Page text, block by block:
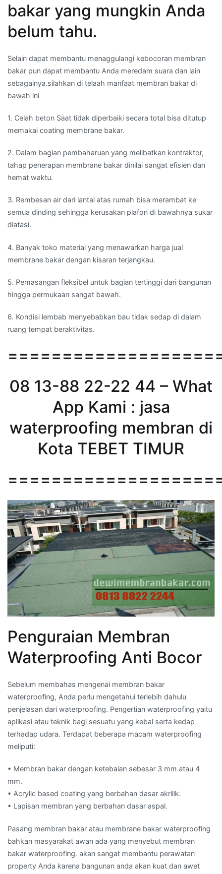
bakar yang mungkin Anda
belum tahu.
Selain dapat membantu menaggulangi kebocoran membran
bakar pun dapat membantu Anda meredam suara dan lain
sebagainya.silahkan di telaah manfaat membran bakar di
bawah ini
1. Celah beton Saat tidak diperbaiki secara total bisa ditutup
memakai coating membrane bakar.
2. Dalam bagian pembaharuan yang melibatkan kontraktor,
tahap penerapan membrane bakar dinilai sangat efisien dan
hemat waktu.
3. Rembesan air dari lantai atas rumah bisa merambat ke
semua dinding sehingga kerusakan plafon di bawahnya sukar
diatasi.
4. Banyak toko material yang menawarkan harga jual
membrane bakar dengan kisaran terjangkau.
5. Pemasangan fleksibel untuk bagian tertinggi dari bangunan
hingga permukaan sangat bawah.
6. Kondisi lembab menyebabkan bau tidak sedap di dalam
ruang tempat beraktivitas.
08 13-88 22-22 44 – What
App Kami : jasa
waterproofing membran di
Kota TEBET TIMUR
Penguraian Membran
Waterproofing Anti Bocor
Sebelum membahas mengenai membran bakar
waterproofing, Anda perlu mengetahui terlebih dahulu
penjelasan dari waterproofing. Pengertian waterproofing yaitu
aplikasi atau teknik bagi sesuatu yang kebal serta kedap
terhadap udara. Terdapat beberapa macam waterproofing
meliputi:
• Membran bakar dengan ketebalan sebesar 3 mm atau 4
mm.
• Acrylic based coating yang berbahan dasar akrilik.
• Lapisan membran yang berbahan dasar aspal.
Pasang membran bakar atau membrane bakar waterproofing
bahkan masyarakat awan ada yang menyebut membran
bakar waterproofing. akan sangat membantu perawatan
property Anda karena bangunan anda akan kuat dan awet